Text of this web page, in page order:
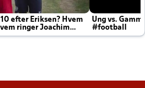
efter Eriksen? Hvem
ringer Joachim
Ung vs.
#football